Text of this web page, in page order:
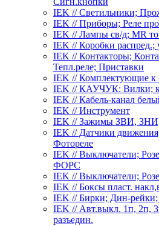
IEK // Светильники;
IEK // Приборы; Реле
IEK // Лампы св/д; MR
IEK // Коробки распред.;
IEK // Контакторы;
Тепл.реле; Приставки
IEK // Комплектующие к
IEK // КАУЧУК: Вилки;
IEK // Кабель-канал
IEK // Инструмент
IEK // Зажимы ЗВИ,
IEK // Датчики
Фотореле
IEK // Выключатели;
ФОРС
IEK // Выключатели;
IEK // Боксы пласт.
IEK // Бирки; Дин-рейки;
IEK // Авт.выкл. 1п, 2п,
разъедин.